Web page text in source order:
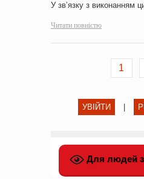
У зв’язку з виконанням
Читати повністю
1
УВІЙТИ
Для людей з